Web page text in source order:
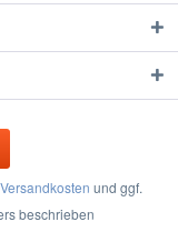
Versandkosten und ggf.
beschrieben